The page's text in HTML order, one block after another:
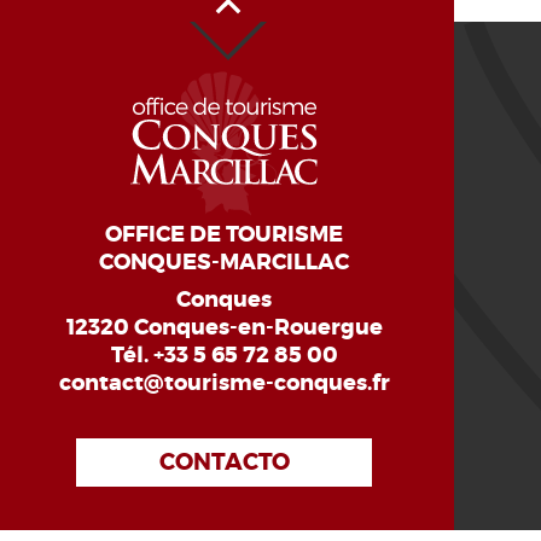
OFFICE DE TOURISME
CONQUES-MARCILLAC
Conques
12320 Conques-en-Rouergue
Tél.+33 5 65 72 85 00
contact@tourisme-conques.fr
CONTACTO